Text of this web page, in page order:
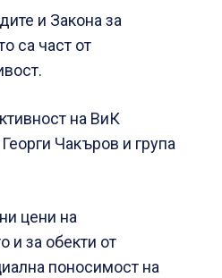
и Закона за
са част от
на ВиК
Чакъров и група
цени на
и за обекти от
поносимост на